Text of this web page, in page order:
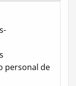
personal de